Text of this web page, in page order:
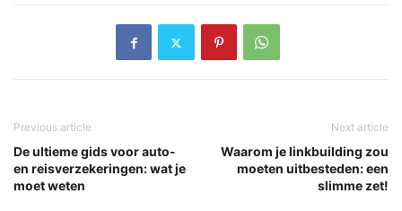
Previous article
De ultieme gids voor auto-
en reisverzekeringen: wat je
moet weten
Next article
Waarom je linkbuilding zou
moeten uitbesteden: een
slimme zet!